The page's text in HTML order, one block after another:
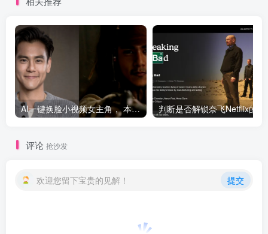
AI一键换脸小视频女主角， 本地版 太刺激 判断是否解锁奈飞Netflix的方
评论 抢沙发
欢迎您留下宝贵的见解！ 提交